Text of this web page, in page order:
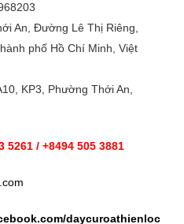
An, Đường Lê Thị Riêng,
phố Hồ Chí Minh, Việt
KP3, Phường Thới An,
5261 / +8494 505 3881
daycuroathienloc